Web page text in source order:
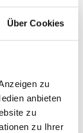
Über Cookies
zu
anbieten
zu
zu Ihrer
1
mehr sicher
mehr